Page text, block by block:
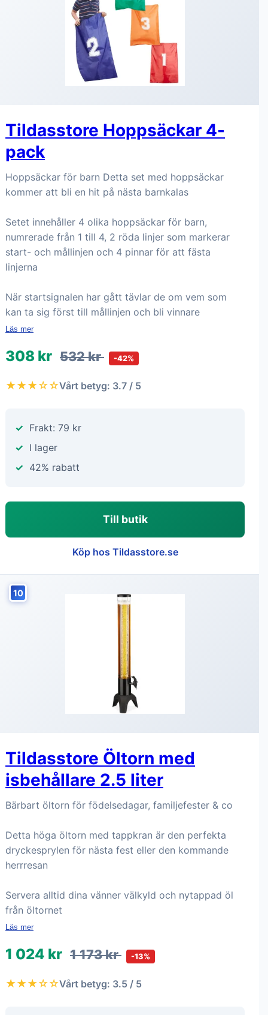
Tildasstore Hoppsäckar 4-
pack
Hoppsäckar för barn Detta set med hoppsäckar
kommer att bli en hit på nästa barnkalas
Setet innehåller 4 olika hoppsäckar för barn,
numrerade från 1 till 4, 2 röda linjer som markerar
start- och mållinjen och 4 pinnar för att fästa
linjerna
När startsignalen har gått tävlar de om vem som
kan ta sig först till mållinjen och bli vinnare
Läs mer
308 kr 532 kr -42%
★★★☆☆Vårt betyg: 3.7 / 5
Frakt: 79 kr
I lager
42% rabatt
Till butik
Köp hos Tildasstore.se
10
Tildasstore Öltorn med
isbehållare 2.5 liter
Bärbart öltorn för födelsedagar, familjefester & co
Detta höga öltorn med tappkran är den perfekta
dryckesprylen för nästa fest eller den kommande
herrresan
Servera alltid dina vänner välkyld och nytappad öl
från öltornet
Läs mer
1 024 kr 1 173 kr -13%
★★★☆☆Vårt betyg: 3.5 / 5